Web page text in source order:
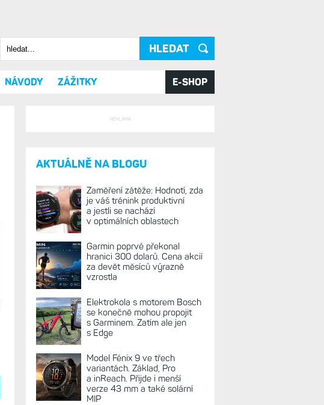
Vyhledávání
Hledat
NÁVODY ZÁŽITKY E-SHOP
REKLAMA
AKTUÁLNĚ NA BLOGU
Zaměření zátěže: Hodnotí, zda
je váš trénink produktivní
a jestli se nachází
v optimálních oblastech
Garmin poprvé překonal
hranici 300 dolarů. Cena akcií
za devět měsíců výrazně
vzrostla
Elektrokola s motorem Bosch
se konečně mohou propojit
s Garminem. Zatím ale jen
s Edge
Model Fénix 9 ve třech
variantách. Základ, Pro
a inReach. Přijde i menší
verze 43 mm a také solární
MIP